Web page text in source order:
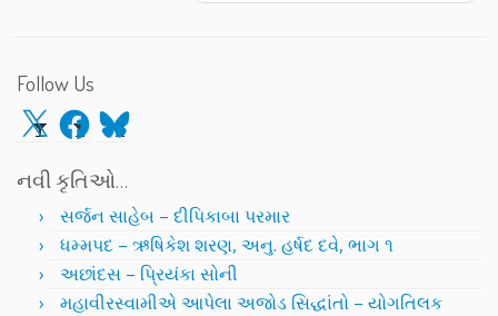
Follow Us
X Facebook
Bluesky
નવી કૃતિઓ…
સર્જન સાહેબ – દીપિકાબા પરમાર
ધમ્મપદ – ઋષિકેશ શરણ, અનુ. હર્ષદ દવે, ભાગ ૧
અછાંદસ – પ્રિયંકા સોની
મહાવીરસ્વામીએ આપેલા અજોડ સિદ્ધાંતો – યોગતિલક